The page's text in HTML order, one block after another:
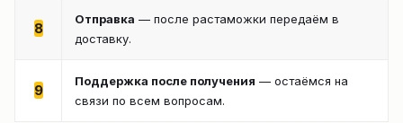
8
Отправка — после растаможки передаём в
доставку.
9
Поддержка после получения — остаёмся на
связи по всем вопросам.